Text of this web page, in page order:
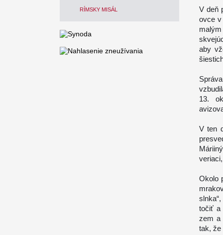
RÍMSKY MISÁL
V deň
ovce v
aby
13.
V ten
Okolo
točiť a
zem a
tak,